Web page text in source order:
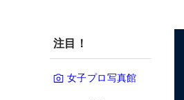
注目！
女子プロ写真館